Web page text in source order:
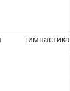
гимнастика